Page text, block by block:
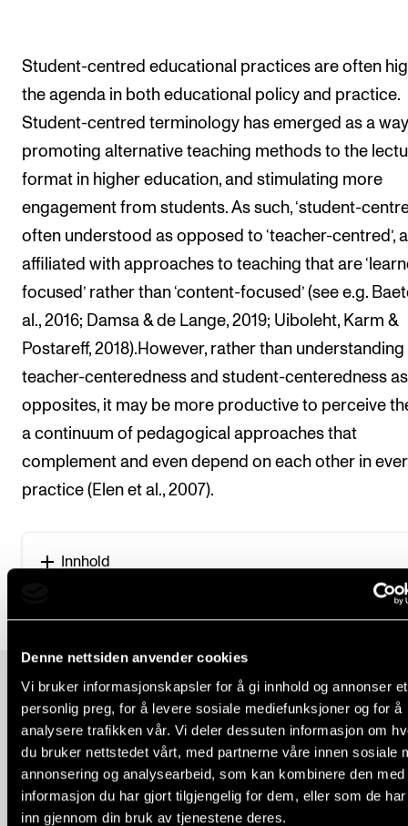
Denne nettsiden anvender cookies
Vi bruker informasjonskapsler for å gi innhold og annonser et
personlig preg, for å levere sosiale mediefunksjoner og for å
analysere trafikken vår. Vi deler dessuten informasjon om
du bruker nettstedet vårt, med partnerne våre innen sosiale
annonsering og analysearbeid, som kan kombinere den med
informasjon du har gjort tilgjengelig for dem, eller som de
inn gjennom din bruk av tjenestene deres.
The student-centred termino...
Student centred learning en...
SCLEs in higher music educa...
Innhold
Student-centred educational practices are often
the agenda in both educational policy and practice.
Student-centred terminology has emerged as a
promoting alternative teaching methods to the
format in higher education, and stimulating more
engagement from students. As such, ‘student-
often understood as opposed to ‘teacher-centred’,
affiliated with approaches to teaching that are
focused’ rather than ‘content-focused’ (see e.g.
al., 2016; Damsa & de Lange, 2019; Uiboleht, Karm &
Postareff, 2018).However, rather than understanding
teacher-centeredness and student-centeredness as
opposites, it may be more productive to perceive
a continuum of pedagogical approaches that
complement and even depend on each other in
practice (Elen et al., 2007).
Neste
The student-centred
terminology in higher